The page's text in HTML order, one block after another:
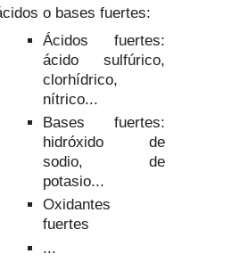
o bases fuertes:
Ácidos fuertes:
ácido sulfúrico,
clorhídrico,
nítrico...
Bases fuertes:
hidróxido de
sodio, de
potasio...
Oxidantes
fuertes